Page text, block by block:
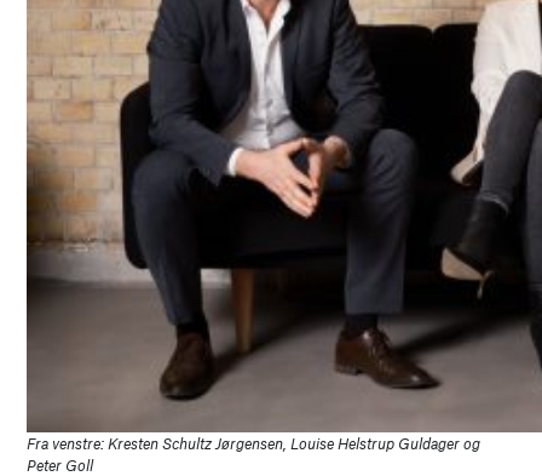
Fra venstre: Kresten Schultz Jørgensen, Louise Helstrup Guldager og
Peter Goll